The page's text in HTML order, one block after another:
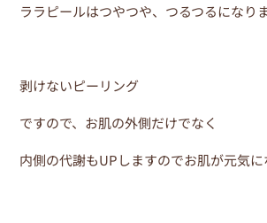
ララピールはつやつや、つるつるになり
剥けないピーリング
ですので、お肌の外側だけでなく
内側の代謝もUPしますのでお肌が元気